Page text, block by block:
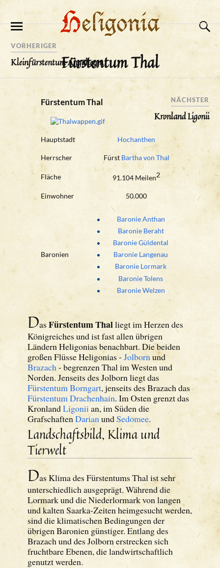
Fürstentum Thal
Fürstentum Thal
Hauptstadt Hochanthen
Herrscher Fürst Bartha von Thal
Fläche 91.104 Meilen2
Einwohner 50.000
Baronien
Baronie Anthan
Baronie Beraht
Baronie Güldental
Baronie Langenau
Baronie Lormark
Baronie Tolens
Baronie Welzen
DasFürstentum Thalliegt im Herzen des
Königreiches und ist fast allen übrigen
Ländern Heligonias benachbart. Die beiden
großen Flüsse Heligonias - Jolborn und
Brazach - begrenzen Thal im Westen und
Norden. Jenseits des Jolborn liegt das
Fürstentum Borngart, jenseits des Brazach das
Fürstentum Drachenhain. Im Osten grenzt das
KronlandLigonii an, im Süden die
Grafschaften Darian undSedomee.
Landschaftsbild, Klima und
Tierwelt
Das Klima des Fürstentums Thal ist sehr
unterschiedlich ausgeprägt. Während die
Lormark und die Niederlormark von langen
und kalten Saarka-Zeiten heimgesucht werden,
sind die klimatischen Bedingungen der
übrigen Baronien günstiger. Entlang des
Brazach und des Jolborn erstrecken sich
fruchtbare Ebenen, die landwirtschaftlich
genutzt werden.
VORHERIGER
Kleinfürstentum Angaheym
NÄCHSTER
Kronland Ligonii